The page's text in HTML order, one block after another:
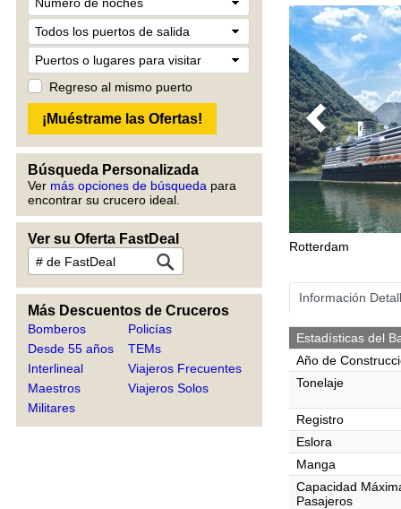
Regreso al mismo puerto
Búsqueda Personalizada
Ver más opciones de búsqueda para
encontrar su crucero ideal.
Ver su Oferta FastDeal
Más Descuentos de Cruceros
Bomberos
Desde 55 años
Interlineal
Maestros
Militares
Policías
TEMs
Viajeros Frecuentes
Viajeros Solos
Previous
Rotterdam
Información
Estadísticas del
Año de
Tonelaje
Registro
Eslora
Manga
Capacidad
Pasajeros